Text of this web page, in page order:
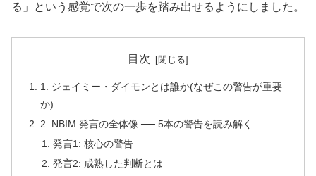
る」という感覚で次の一歩を踏み出せるようにしました。
目次
1. ジェイミー・ダイモンとは誰か(なぜこの警告が重要
か)
2. NBIM 発言の全体像 ── 5本の警告を読み解く
発言1: 核心の警告
発言2: 成熟した判断とは